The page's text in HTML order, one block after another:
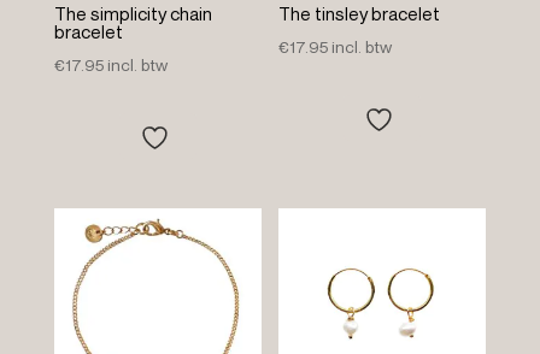
The simplicity chain
bracelet
€17.95 incl. btw
The tinsley bracelet
€17.95 incl. btw